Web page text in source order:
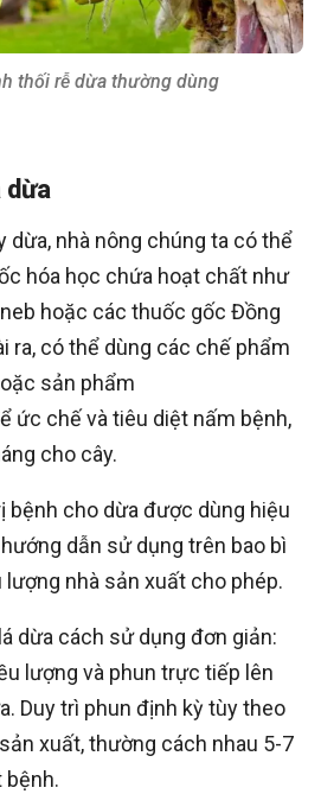
thối rễ dừa thường dùng
dừa
dừa, nhà nông chúng ta có thể
hóa học chứa hoạt chất như
hoặc các thuốc gốc Đồng
ra, có thể dùng các chế phẩm
sản phẩm
ức chế và tiêu diệt nấm bệnh,
cho cây.
cho dừa được dùng hiệu
dẫn sử dụng trên bao bì
nhà sản xuất cho phép.
dừa cách sử dụng đơn giản:
lượng và phun trực tiếp lên
Duy trì phun định kỳ tùy theo
xuất, thường cách nhau 5-7
bệnh.